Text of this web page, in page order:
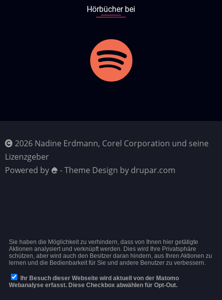
Hörbücher bei
2026 Nadine Erdmann, Corel Corporation und seine
Lizenzgeber
Powered by
- Theme Design by drupar.com